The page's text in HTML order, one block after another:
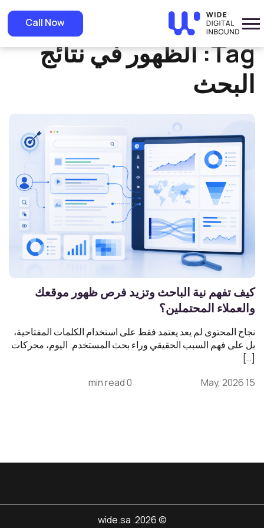
Call Now Home
» الظهور في نتائج البحث
Tag: الظهور في نتائج
البحث
كيف تفهم نية الباحث وتزيد فرص ظهور موقعك
والعملاء المحتملين؟
نجاح المحتوى لم يعد يعتمد فقط على استخدام الكلمات المفتاحية،
بل على فهم السبب الحقيقي وراء بحث المستخدم. اليوم، محركات
[…]
15 May, 2026
0 min read
© 2026. wide.sa